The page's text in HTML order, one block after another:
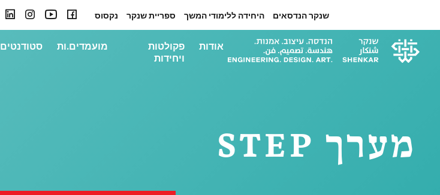
שנקר הנדסאים היחידה ללימודי המשך ספריית שנקר נקסוס
אודות
פקולטות
ויחידות
מועמדים.ות
מערך STEP